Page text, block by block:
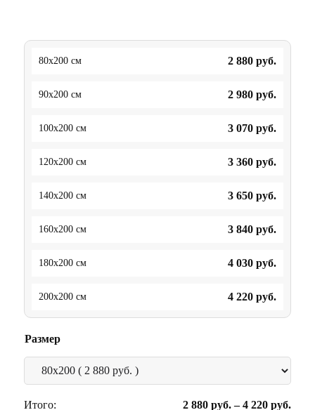
80x200 см 2 880 руб.
90x200 см 2 980 руб.
100x200 см 3 070 руб.
120x200 см 3 360 руб.
140x200 см 3 650 руб.
160x200 см 3 840 руб.
180x200 см 4 030 руб.
200x200 см 4 220 руб.
Размер
Итого: 2 880 руб.–4 220 руб.